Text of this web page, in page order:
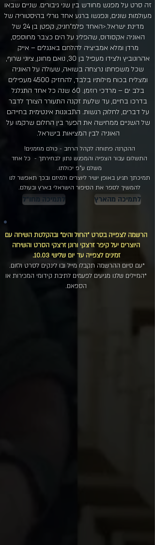
זה סרט על מפגש מחודש בין שני גיבורים. שניים שבאו
מעולמות שונים, ונפגשו ברגע אחד גורלי בהיסטוריה של
מדינת ישראל.<האחד פלמ"חניק, קפטן בן 24 של
האוניה אקסודוס, שהפליג על הים כצבר מחוספס,
מרדן ומלא אמביציה להלחם באנגלים – אייק
אהרונוביץ ולצידו מעפיל בן 30, נואם מחונן, ציוני שרוף,
שכל משפחתו נרצחה בשואה, שעולה על האוניה
ומצליח בכוח מילותיו בלבד, להחזיק 4500 מעפילים
בלב ים – מרדכי רוזמן. 60 שנה כל אחד התגלגל
בדרכו בחיים, עד שלעת זקנה התעורר הצורך לדבר
על דברים, לחלוק רגשות. התבוננות אינטימית בחייהם
של השניים ממחישה את הפער בין החלום שרקמו על
האוניה לבין המציאות בישראל.
ההקרנה פתוחה לקהל הרחב - כולם מוזמנים!​
התשלום עבור הצפיה והמפגש נתון לבחירתך - כל אחד
משלם ע"פ יכולתו.
תמיכתך תגיע באופן ישיר ליוצרים ולמיזם ובכך תאפשר לנו
להמשיך לספר את הסיפור הישראלי בארץ ובעולם.
לתמיכה מחו"ל לתמיכה מהארץ
הרשמה לצפייה בסרט "החול והים" ובהקלטת השיחה עם
היוצרים יעל קיפר זרצקי ורונן זרצקי הסרט והשיחה
זמינים לצפייה עד יום שלישי 10.03.
*עם סיום ההרשמה תקבלו מייל ובו לינקים לסרט ולזום.
*המיילים שלנו מגיעים לפעמים לתיבת קידומי המכירות או
הספאם.